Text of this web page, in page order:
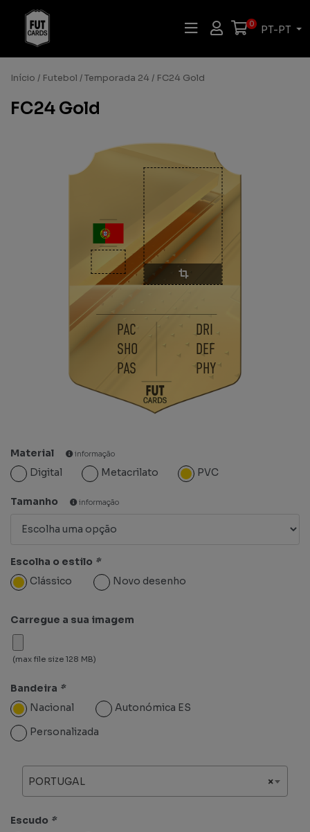
0 PT-PT
Início / Futebol /Temporada 24 / FC24 Gold
FC24 Gold
Material informação
Digital Metacrilato PVC
Tamanho informação
Escolha o estilo *
Clássico
Novo desenho
Carregue a sua imagem
(max file size 128 MB)
Bandeira *
Nacional
Autonómica ES
Personalizada
×
PORTUGAL
Escudo *
PAC
SHO
PAS
DRI
DEF
PHY